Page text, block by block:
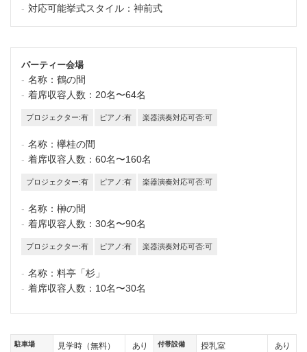
対応可能挙式スタイル： 神前式
パーティー会場
名称： 鶴の間
着席収容人数： 20名〜64名
プロジェクター:有 ピアノ:有 楽器演奏対応可否:可
名称： 欅桂の間
着席収容人数： 60名〜160名
プロジェクター:有 ピアノ:有 楽器演奏対応可否:可
名称： 榊の間
着席収容人数： 30名〜90名
プロジェクター:有 ピアノ:有 楽器演奏対応可否:可
名称： 料亭「杉」
着席収容人数： 10名〜30名
駐車場 見学時（無料） あり 付帯設備 授乳室 あり